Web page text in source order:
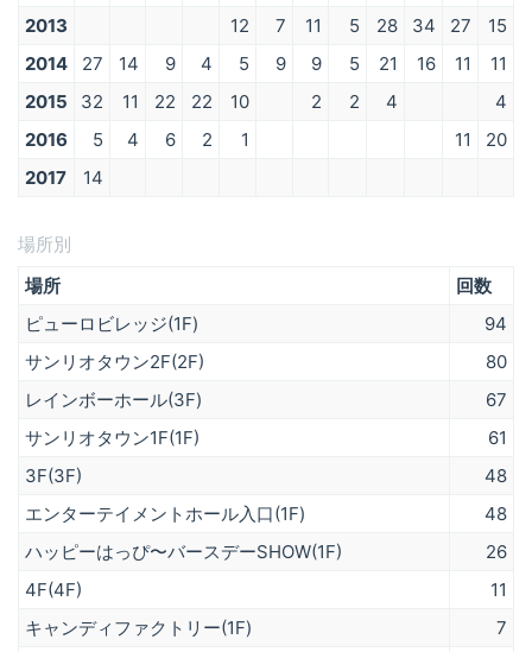
2013
12 7 11 5 28 34 27
15
2014
27 14 9 4 5 9 9 5 21 16 11
11
2015
32 11 22 22 10 2 2 4
4
2016
5 4 6 2 1 11
20
2017
14
場所別
場所
回数
ピューロビレッジ(1F)
94
サンリオタウン2F(2F)
80
レインボーホール(3F)
67
サンリオタウン1F(1F)
61
3F(3F)
48
エンターテイメントホール入口(1F)
48
ハッピーはっぴ〜バースデーSHOW(1F)
26
4F(4F)
11
キャンディファクトリー(1F)
7